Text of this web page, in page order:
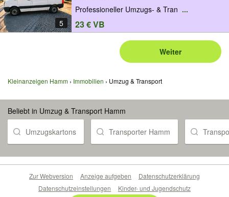
5
Professioneller Umzugs- & Tran ...
23 € VB
Weiter
Kleinanzeigen Hamm Immobilien Umzug & Transport
Beliebt in Umzug & Transport Hamm
Umzugskartons Transporter Hamm
Zur Webversion Anzeige aufgeben
Datenschutzerklärung
Datenschutzeinstellungen
Kinder- und Jugendschutz